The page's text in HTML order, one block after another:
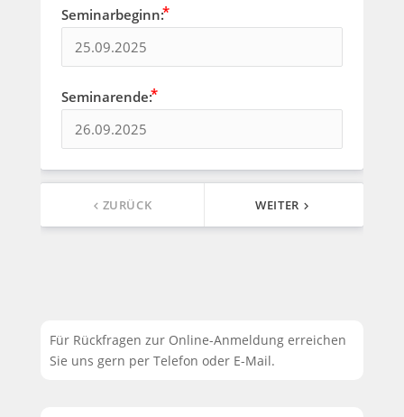
Seminarbeginn:
Seminarende:
keyboard_arrow_left ZURÜCK WEITER keyboard_arrow_right
Für Rückfragen zur Online-Anmeldung erreichen
Sie uns gern per Telefon oder E-Mail.